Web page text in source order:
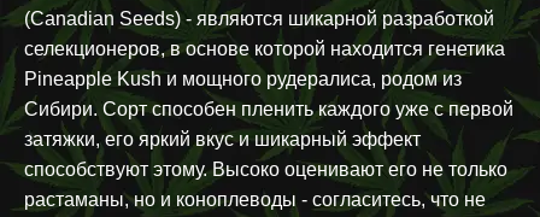
(Canadian Seeds) - являются шикарной разработкой
селекционеров, в основе которой находится генетика
Pineapple Kush и мощного рудералиса, родом из
Сибири. Сорт способен пленить каждого уже с первой
затяжки, его яркий вкус и шикарный эффект
способствуют этому. Высоко оценивают его не только
растаманы, но и коноплеводы - согласитесь, что не